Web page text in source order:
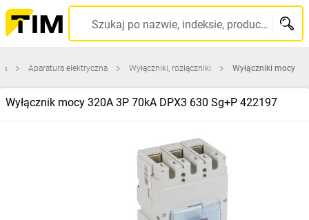
Szukaj po nazwie, indeksie, producencie, kodzie kreskowym...
Aparatura elektryczna Wyłączniki, rozłączniki Wyłączniki mocy
Wyłącznik mocy 320A 3P 70kA DPX3 630 Sg+P 422197